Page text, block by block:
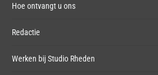
Hoe ontvangt u ons
Redactie
Werken bij Studio Rheden